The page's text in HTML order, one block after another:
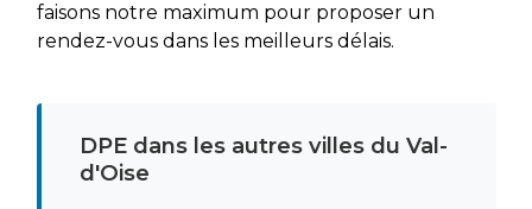
faisons notre maximum pour proposer un
rendez-vous dans les meilleurs délais.
DPE dans les autres villes du Val-
d'Oise